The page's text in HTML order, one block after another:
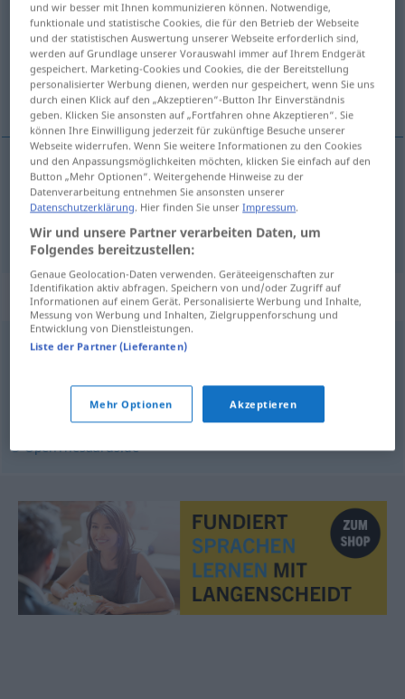
Übersicht aller Übersetzungen
(Für mehr Details die Übersetzung anklicken/antippen)
päättää, ratkaista, päättää, lopettaa
päättää,ratkaista beschließen
päättää,lopettaa beschließenbeenden
Synonyme für "beschließen"
beenden abschließen
,befinden (geh.) vereinbaren,entscheiden
© OpenThesaurus.de
und wir besser mit Ihnen kommunizieren können. Notwendige,
funktionale und statistische Cookies, die für den Betrieb der Webseite
und der statistischen Auswertung unserer Webseite erforderlich sind,
werden auf Grundlage unserer Vorauswahl immer auf Ihrem Endgerät
gespeichert. Marketing-Cookies und Cookies, die der Bereitstellung
personalisierter Werbung dienen, werden nur gespeichert, wenn Sie uns
durch einen Klick auf den „Akzeptieren“-Button Ihr Einverständnis
geben. Klicken Sie ansonsten auf „Fortfahren ohne Akzeptieren“. Sie
können Ihre Einwilligung jederzeit für zukünftige Besuche unserer
Webseite widerrufen. Wenn Sie weitere Informationen zu den Cookies
und den Anpassungsmöglichkeiten möchten, klicken Sie einfach auf den
Button „Mehr Optionen“. Weitergehende Hinweise zu der
Datenverarbeitung entnehmen Sie ansonsten unserer
Datenschutzerklärung. Hier finden Sie unserImpressum.
Wir und unsere Partner verarbeiten Daten, um
Folgendes bereitzustellen:
Genaue Geolocation-Daten verwenden. Geräteeigenschaften zur
Identifikation aktiv abfragen. Speichern von und/oder Zugriff auf
Informationen auf einem Gerät. Personalisierte Werbung und Inhalte,
Messung von Werbung und Inhalten, Zielgruppenforschung und
Entwicklung von Dienstleistungen.
Liste der Partner (Lieferanten)
Mehr Optionen Akzeptieren